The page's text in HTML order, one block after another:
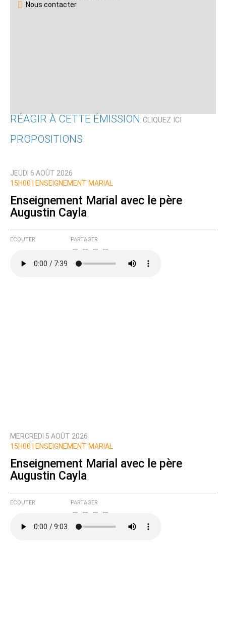
Nous contacter
RÉAGIR À CETTE ÉMISSION CLIQUEZ ICI
Nom
Courriel (non publié)
Ajoutez votre commentaire ici
Prévenez-moi de tous les nouveaux commentaires
PROPOSITIONS
JEUDI 6 AOÛT 2026
15H00 |
ENSEIGNEMENT MARIAL
Enseignement Marial avec le père
Augustin Cayla
ÉCOUTER PARTAGER
MERCREDI 5 AOÛT 2026
15H00 |
ENSEIGNEMENT MARIAL
Enseignement Marial avec le père
Augustin Cayla
ÉCOUTER PARTAGER